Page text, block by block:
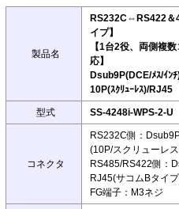
製品名
RS232C⇔RS422＆
イプ】
【1台2役、両側複
応】
Dsub9P(DCE/ﾒｽ/ｲﾝ
10P(ｽｸﾘｭｰﾚｽ)/RJ45
型式 SS-4248i-WPS-2-U
コネクタ
RS232C側：
(10P/スクリューレ
RS485/RS422側：
RJ45(サコムBタイ
FG端子：M3ネジ